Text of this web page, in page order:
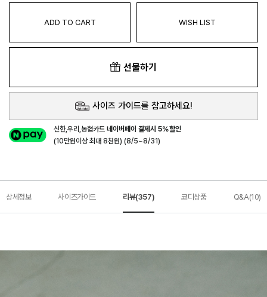
ADD TO CART WISH LIST
선물하기
사이즈 가이드를 참고하세요!
신한,우리,농협카드네이버페이 결제시 5%할인
(10만원이상 최대 8천원) (8/5~8/31)
상세정보 사이즈가이드 리뷰(357) 코디상품 Q&A(10)